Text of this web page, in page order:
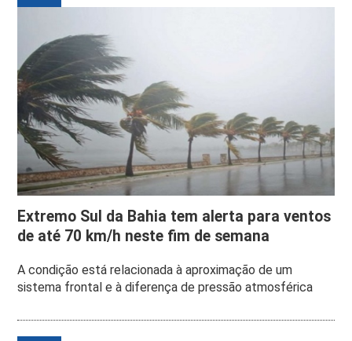
Extremo Sul da Bahia tem alerta para ventos
de até 70 km/h neste fim de semana
A condição está relacionada à aproximação de um
sistema frontal e à diferença de pressão atmosférica